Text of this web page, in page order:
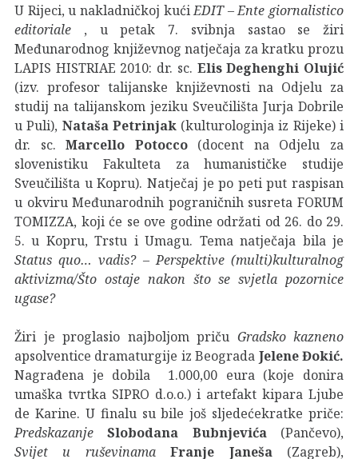
U Rijeci, u nakladničkoj kući EDIT – Ente giornalistico
editoriale , u petak 7. svibnja sastao se žiri
Međunarodnog književnog natječaja za kratku prozu
LAPIS HISTRIAE 2010: dr. sc. Elis Deghenghi Olujić
(izv. profesor talijanske književnosti na Odjelu za
studij na talijanskom jeziku Sveučilišta Jurja Dobrile
u Puli), Nataša Petrinjak (kulturologinja iz Rijeke) i
dr. sc.Marcello Potocco(docent na Odjelu za
slovenistiku Fakulteta za humanističke studije
Sveučilišta u Kopru). Natječaj je po peti put raspisan
u okviru Međunarodnih pograničnih susreta FORUM
TOMIZZA, koji će se ove godine održati od 26. do 29.
5. u Kopru, Trstu i Umagu. Tema natječaja bila je
Status quo… vadis? – Perspektive (multi)kulturalnog
aktivizma/Što ostaje nakon što se svjetla pozornice
ugase?
Žiri je proglasio najboljom priču Gradsko kazneno
apsolventice dramaturgije iz Beograda Jelene Đokić.
Nagrađena je dobila 1.000,00 eura (koje donira
umaška tvrtka SIPRO d.o.o.) i artefakt kipara Ljube
de Karine. U finalu su bile još sljedećekratke priče:
PredskazanjeSlobodana Bubnjevića (Pančevo),
Svijet u ruševinama
Franje Janeša (Zagreb),